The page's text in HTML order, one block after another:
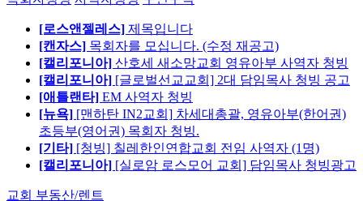
[로스앤젤레스] 제목입니다
[캔자스] 목회자를 모십니다. (수정 재공고)
[캘리포니아] 산호세 새소망교회 영유아부 사역자 청빙
[캘리포니아] [글로벌선교교회] 2대 담임목사 청빙 공고
[애틀랜타] EM 사역자 청빙
[뉴욕] [맨하탄 IN2교회] 차세대총괄, 영유아부(한어권)
초등부(영어권) 목회자 청빙.
[기타] [청빙] 칠레한인연합교회 전임 사역자 (1명)
[캘리포니아] [실로암 로스모어 교회] 담임목사 청빙광고
교회 부동산/렌트